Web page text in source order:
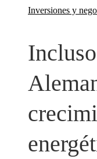
Inversiones y